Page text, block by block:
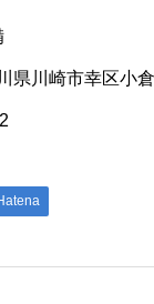
県川崎市幸区小